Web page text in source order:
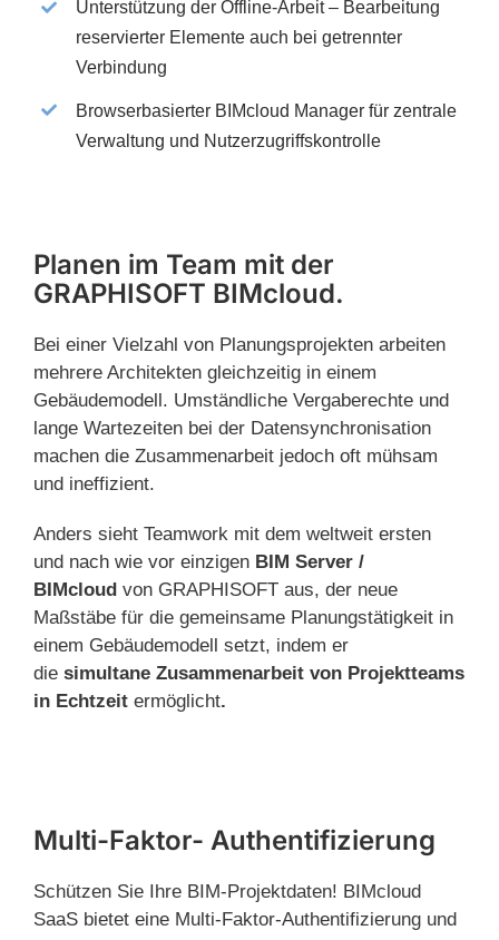
Unterstützung der Offline-Arbeit – Bearbeitung
reservierter Elemente auch bei getrennter
Verbindung
Browserbasierter BIMcloud Manager für zentrale
Verwaltung und Nutzerzugriffskontrolle
Planen im Team mit der
GRAPHISOFT BIMcloud.
Bei einer Vielzahl von Planungsprojekten arbeiten
mehrere Architekten gleichzeitig in einem
Gebäudemodell. Umständliche Vergaberechte und
lange Wartezeiten bei der Datensynchronisation
machen die Zusammenarbeit jedoch oft mühsam
und ineffizient.
Anders sieht Teamwork mit dem weltweit ersten
und nach wie vor einzigen BIM Server /
BIMcloud von GRAPHISOFT aus, der neue
Maßstäbe für die gemeinsame Planungstätigkeit in
einem Gebäudemodell setzt, indem er
die simultane Zusammenarbeit von Projektteams
in Echtzeit ermöglicht.
Multi-Faktor- Authentifizierung
Schützen Sie Ihre BIM-Projektdaten! BIMcloud
SaaS bietet eine Multi-Faktor-Authentifizierung und